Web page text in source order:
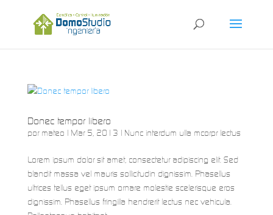
Donec tempor libero
por mateo | Mar 5, 2013 | Nunc interdum ulla mcorpr lectus
Lorem ipsum dolor sit amet, consectetur adipiscing elit. Sed
blandit massa vel mauris sollicitudin dignissim. Phasellus
ultrices tellus eget ipsum ornare molestie scelerisque eros
dignissim. Phasellus fringilla hendrerit lectus nec vehicula.